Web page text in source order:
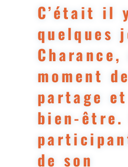
C’était il
quelques
Charance,
moment de
partage
bien-être.
de son